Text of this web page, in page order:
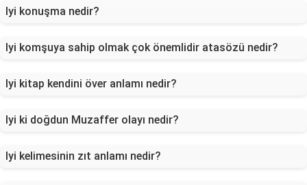
Iyi konuşma nedir?
Iyi komşuya sahip olmak çok önemlidir atasözü nedir?
Iyi kitap kendini över anlamı nedir?
Iyi ki doğdun Muzaffer olayı nedir?
Iyi kelimesinin zıt anlamı nedir?